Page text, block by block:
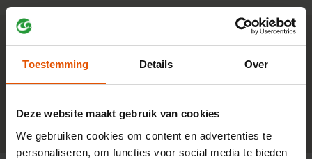
Toestemming Details Over
Deze website maakt gebruik van cookies
We gebruiken cookies om content en advertenties te
personaliseren, om functies voor social media te bieden
Advies nodig?
Tijd besparen bij een leaseauto
0341-760088 Neem contact op